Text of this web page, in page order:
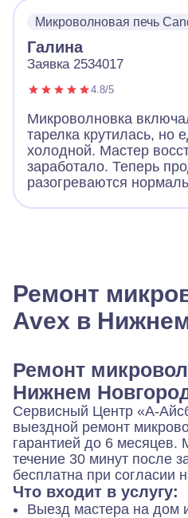
Микроволновая печь
Галина
Заявка 2534017
4.8/5
Микроволновка
тарелка крутилась, но
холодной. Мастер
заработало. Теперь
разогреваются
Ремонт
Avex в
Ремонт
Нижнем
Сервисный Центр «А-
выездной ремонт
гарантией до 6 месяцев.
течение 30 минут после
бесплатна при согласии
Что входит в услугу:
Выезд мастера на дом